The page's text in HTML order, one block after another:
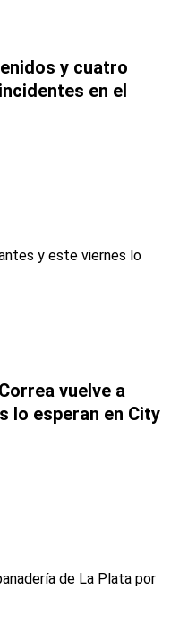
y cuatro
en el
vuelve a
lo esperan en City